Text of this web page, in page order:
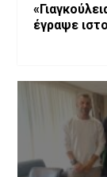
έγραψε